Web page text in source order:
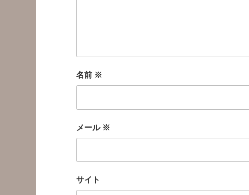
名前 ※
メール ※
サイト